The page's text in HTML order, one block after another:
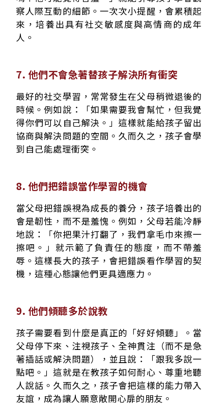
察人際互動的細節。一次次小提醒，會累積起
來，培養出具有社交敏感度與高情商的成年
人。
7. 他們不會急著替孩子解決所有衝突
最好的社交學習，常常發生在父母稍微退後的
時候。例如說：「如果需要我會幫忙，但我覺
得你們可以自己解決。」這樣就能給孩子留出
協商與解決問題的空間。久而久之，孩子會學
到自己能處理衝突。
8. 他們把錯誤當作學習的機會
當父母把錯誤視為成長的養分，孩子培養出的
會是韌性，而不是羞愧。例如，父母若能冷靜
地說：「你把果汁打翻了，我們拿毛巾來擦一
擦吧。」就示範了負責任的態度，而不帶羞
辱。這樣長大的孩子，會把錯誤看作學習的契
機，這種心態讓他們更具適應力。
9. 他們傾聽多於說教
孩子需要看到什麼是真正的「好好傾聽」。當
父母停下來、注視孩子、全神貫注（而不是急
著插話或解決問題），並且說：「跟我多說一
點吧。」這就是在教孩子如何耐心、尊重地聽
人說話。久而久之，孩子會把這樣的能力帶入
友誼，成為讓人願意敞開心扉的朋友。